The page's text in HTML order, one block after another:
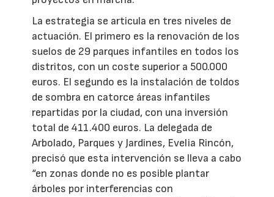
La estrategia se articula en tres niveles de
actuación. El primero es la renovación de los
suelos de 29 parques infantiles en todos los
distritos, con un coste superior a 500.000
euros. El segundo es la instalación de toldos
de sombra en catorce áreas infantiles
repartidas por la ciudad, con una inversión
total de 411.400 euros. La delegada de
Arbolado, Parques y Jardines, Evelia Rincón,
precisó que esta intervención se lleva a cabo
“en zonas donde no es posible plantar
árboles por interferencias con